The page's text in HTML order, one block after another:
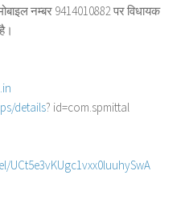
नम्बर 9414010882 पर विधायक
details? id=com.spmittal
UCt5e3vKUgc1vxx0luuhySwA